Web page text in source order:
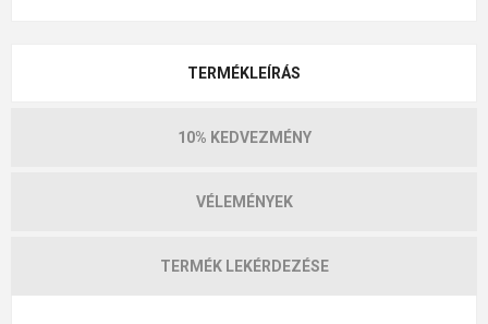
TERMÉKLEÍRÁS
10% KEDVEZMÉNY
VÉLEMÉNYEK
TERMÉK LEKÉRDEZÉSE